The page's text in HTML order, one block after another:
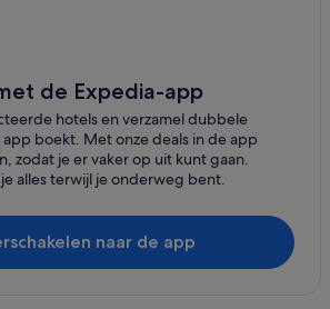
in Breukelen
de Expedia-app
hotels en verzamel dubbele
app boekt. Met onze deals in de app
zodat je er vaker op uit kunt gaan.
alles terwijl je onderweg bent.
naar de app